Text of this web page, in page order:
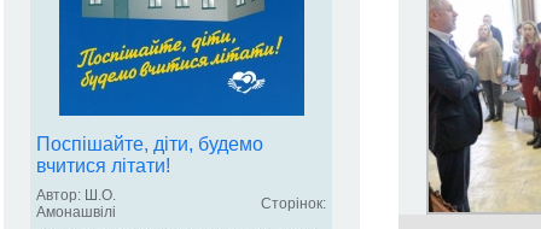
Поспішайте, діти, будемо
вчитися літати!
Автор: Ш.О.
Амонашвілі
Сторінок: